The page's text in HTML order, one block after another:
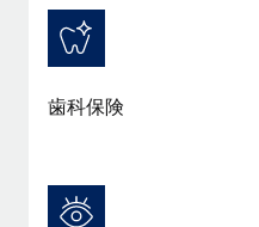
デバイス管理
ITデバイスを世界規模で提
法人設立
移住・転勤
従業員の異動をスムーズに
グローバル給与処理
EORおよびPEO
契約社員管理
ブログを読む
歯科保険